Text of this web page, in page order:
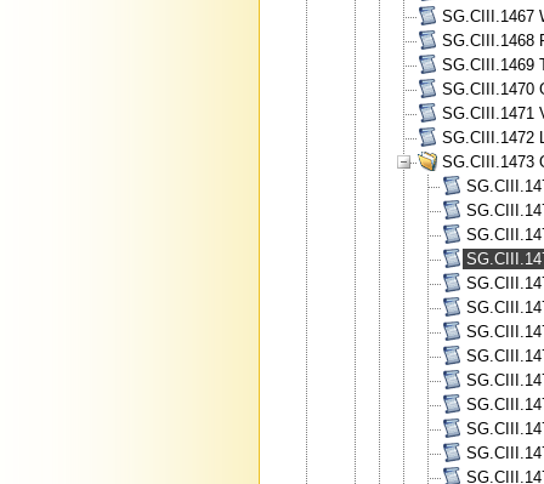
SG.CIII.1467
SG.CIII.1468
SG.CIII.1469
SG.CIII.1470
SG.CIII.1471
SG.CIII.1472
SG.CIII.1473